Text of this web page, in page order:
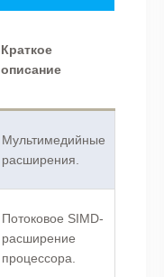
Краткое
описание
Мультимедийные
расширения.
Потоковое SIMD-
расширение
процессора.